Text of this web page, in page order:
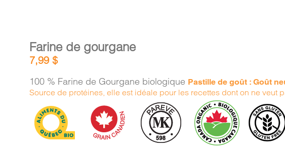
Farine de gourgane
7,99$
100 % Farine de Gourgane biologique Pastille de goût : Goût
Source de protéines, elle est idéale pour les recettes dont on ne veut